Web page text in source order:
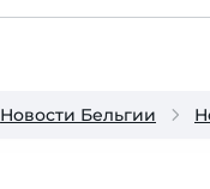
Новости Бельгии